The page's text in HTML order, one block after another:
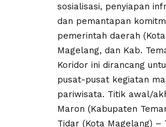
sosialisasi, penyiapan
dan pemantapan
pemerintah daerah
Magelang, dan Kab.
Koridor ini dirancang
pusat-pusat kegiatan
pariwisata. Titik awal/
Maron (Kabupaten
Tidar (Kota Magelang) –